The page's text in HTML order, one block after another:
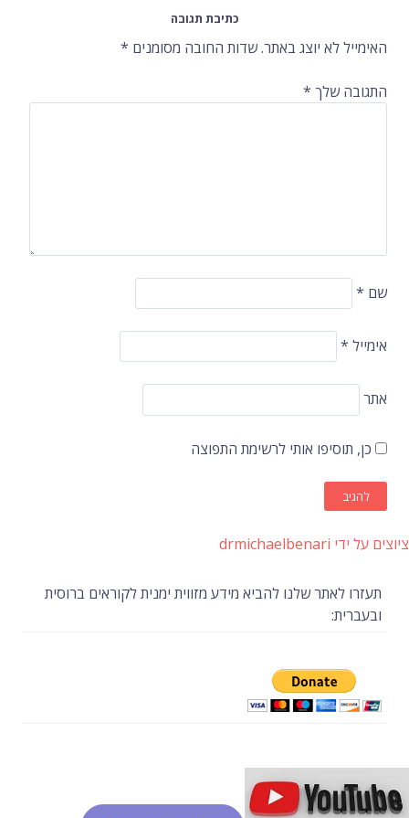
ברשומותכתיבת תגובה
האימייל לא יוצג באתר.שדות החובה מסומנים *
התגובה שלך *
שם *
אימייל *
אתר
כן, תוסיפו אותי לרשימת התפוצה
ציוצים על ידי drmichaelbenari
תעזרו לאתר שלנו להביא מידע מזווית ימנית לקוראים ברוסית
ובעברית: